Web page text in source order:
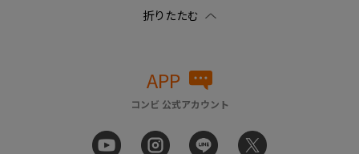
APP
コンビ 公式アカウント